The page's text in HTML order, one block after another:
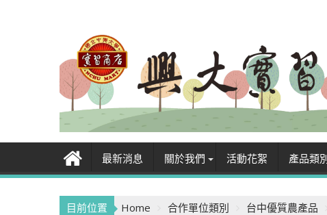
最新消息 關於我們 活動花絮 產品類別
目前位置 Home 合作單位類別 台中優質農產品